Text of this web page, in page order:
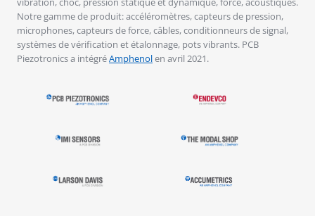
Notre gamme de produit: accéléromètres, capteurs de pression,
microphones, capteurs de force, câbles, conditionneurs de signal,
systèmes de vérification et étalonnage, pots vibrants. PCB
Piezotronics a intégréAmphenolen avril 2021.